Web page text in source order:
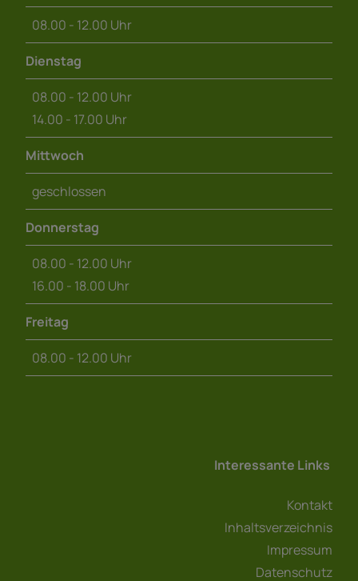
08.00 - 12.00 Uhr
Dienstag
08.00 - 12.00 Uhr
14.00 - 17.00 Uhr
Mittwoch
geschlossen
Donnerstag
08.00 - 12.00 Uhr
16.00 - 18.00 Uhr
Freitag
08.00 - 12.00 Uhr
Interessante Links
Kontakt
Inhaltsverzeichnis
Impressum
Datenschutz